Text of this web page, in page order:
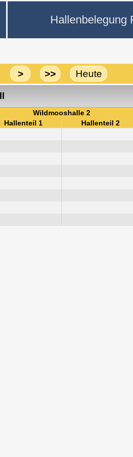
Hallenbelegung
> >> Heute
Wildmooshalle 2
Hallenteil 1 Hallenteil 2